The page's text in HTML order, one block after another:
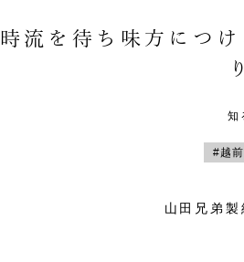
時流を待ち味方につ
り
知
#越
山田兄弟製